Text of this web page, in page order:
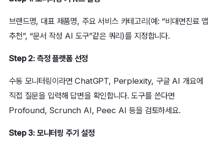
브랜드명, 대표 제품명, 주요 서비스 카테고리(예: “비대면진료 앱
추천”, “문서 작성 AI 도구”같은 쿼리)를 지정합니다.
Step 2: 측정 플랫폼 선정
수동 모니터링이라면 ChatGPT, Perplexity, 구글 AI 개요에
직접 질문을 입력해 답변을 확인합니다. 도구를 쓴다면
Profound, Scrunch AI, Peec AI 등을 검토하세요.
Step 3: 모니터링 주기 설정